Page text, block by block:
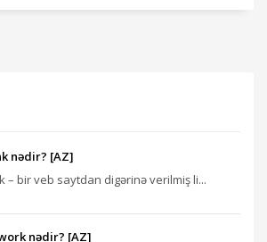
nədir? [AZ]
– bir veb saytdan digərinə verilmiş li...
nədir? [AZ]